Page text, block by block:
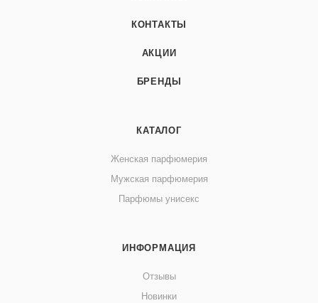
КОНТАКТЫ
АКЦИИ
БРЕНДЫ
КАТАЛОГ
Женская парфюмерия
Мужская парфюмерия
Парфюмы унисекс
ИНФОРМАЦИЯ
Отзывы
Новинки